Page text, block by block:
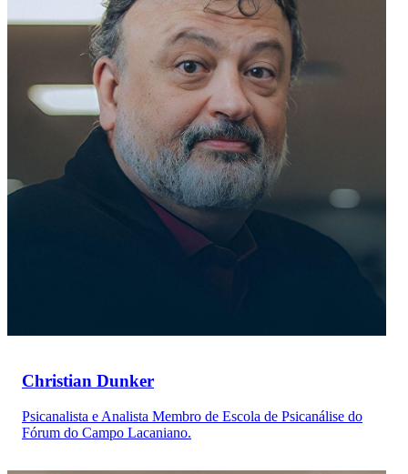
Christian Dunker
Psicanalista e Analista Membro de Escola de Psicanálise do
Fórum do Campo Lacaniano.